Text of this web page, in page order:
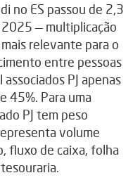
no ES passou de 2,3
— multiplicação
relevante para o
entre pessoas
PJ apenas
45%. Para uma
PJ tem peso
volume
fluxo de caixa, folha